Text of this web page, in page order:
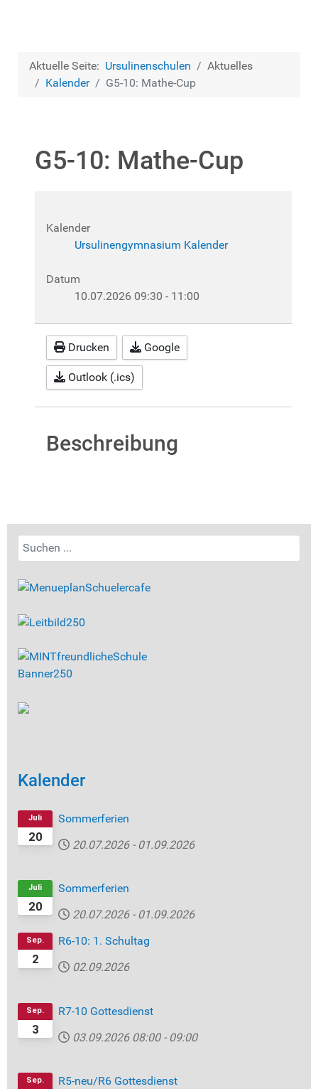
Aktuelle Seite: Ursulinenschulen
Aktuelles
Kalender
G5-10: Mathe-Cup
G5-10: Mathe-Cup
Kalender
Ursulinengymnasium Kalender
Datum
10.07.2026 09:30 - 11:00
Drucken Google
Outlook (.ics)
Beschreibung
Kalender
20
Juli
Sommerferien
20.07.2026 - 01.09.2026
20
Juli
Sommerferien
20.07.2026 - 01.09.2026
2
Sep.
R6-10: 1. Schultag
02.09.2026
3
Sep.
R7-10 Gottesdienst
03.09.2026 08:00 - 09:00
Sep.
R5-neu/R6 Gottesdienst